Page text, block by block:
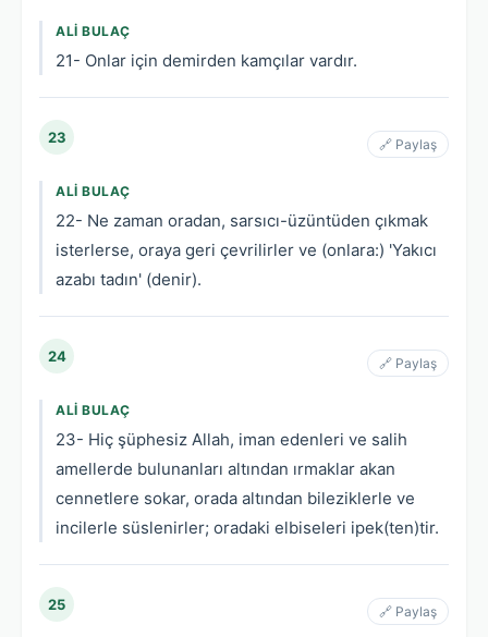
ALI BULAÇ
21- Onlar için demirden kamçılar vardır.
23 🔗 Paylaş
ALI BULAÇ
22- Ne zaman oradan, sarsıcı-üzüntüden çıkmak
isterlerse, oraya geri çevrilirler ve (onlara:) 'Yakıcı
azabı tadın' (denir).
24 🔗 Paylaş
ALI BULAÇ
23- Hiç şüphesiz Allah, iman edenleri ve salih
amellerde bulunanları altından ırmaklar akan
cennetlere sokar, orada altından bileziklerle ve
incilerle süslenirler; oradaki elbiseleri ipek(ten)tir.
25 🔗 Paylaş